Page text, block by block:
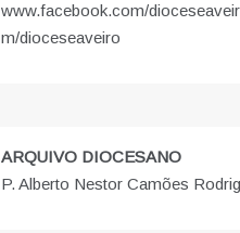
www.facebook.com/
m/dioceseaveiro
ARQUIVO DIOCESANO
P. Alberto Nestor Camões